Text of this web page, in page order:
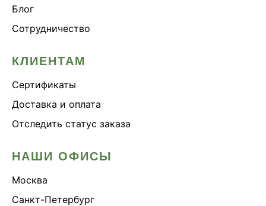
Блог
Сотрудничество
КЛИЕНТАМ
Сертификаты
Доставка и оплата
Отследить статус заказа
НАШИ ОФИСЫ
Москва
Санкт-Петербург